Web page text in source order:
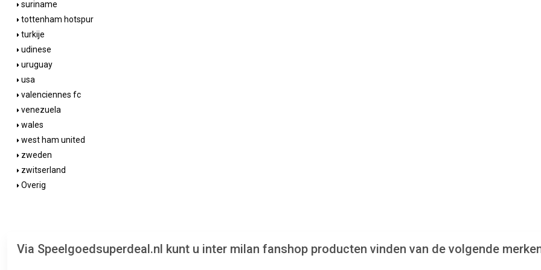
suriname
tottenham hotspur
turkije
udinese
uruguay
usa
valenciennes fc
venezuela
wales
west ham united
zweden
zwitserland
Overig
Via Speelgoedsuperdeal.nl kunt u inter milan fanshop producten vinden van de volgende